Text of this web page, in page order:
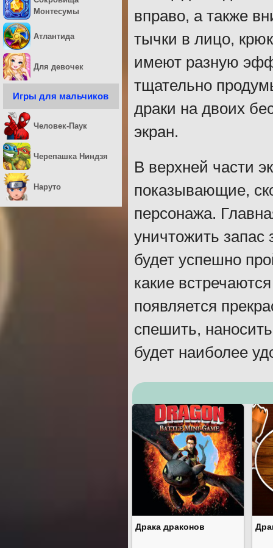
вправо, а также
тычки в лицо,
имеют разную
тщательно
драки на двоих
экран.
В верхней части
показывающие,
персонажа.
уничтожить запас
будет успешно
какие
появляется
спешить,
будет наиболее
Драка драконов
Монтесумы
Атлантида
Для девочек
Игры для мальчиков
Человек-Паук
Черепашка Ниндзя
Наруто